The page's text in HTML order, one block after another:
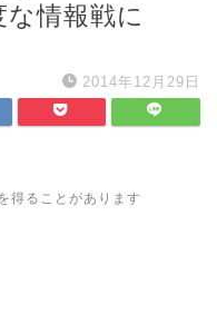
情報戦に
2014年12月29日
得ることがあります